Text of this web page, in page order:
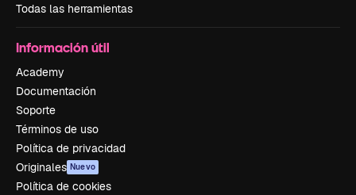
Todas las herramientas
Información útil
Academy
Documentación
Soporte
Términos de uso
Política de privacidad
Originales Nuevo
Política de cookies